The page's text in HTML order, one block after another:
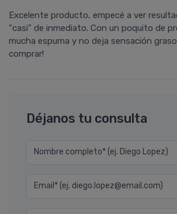
Excelente producto, empecé a ver
"casi" de inmediato. Con un poquito de
mucha espuma y no deja sensación
comprar!
Déjanos tu consulta
Nombre completo* (ej. Diego Lopez)
Email* (ej. diego.lopez@email.com)